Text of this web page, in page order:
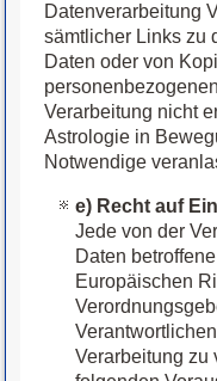
Datenverarbeitung
sämtlicher Links zu
Daten oder von
Verarbeitung nicht
Astrologie in
Notwendige
e) Recht auf
Jede von der
Daten
Europäischen
Verarbeitung zu